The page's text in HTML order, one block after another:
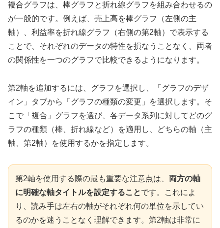
複合グラフは、棒グラフと折れ線グラフを組み合わせるの
が一般的です。例えば、売上高を棒グラフ（左側の主
軸）、利益率を折れ線グラフ（右側の第2軸）で表示する
ことで、それぞれのデータの特性を損なうことなく、両者
の関係性を一つのグラフで比較できるようになります。
第2軸を追加するには、グラフを選択し、「グラフのデザ
イン」タブから「グラフの種類の変更」を選択します。そ
こで「複合」グラフを選び、各データ系列に対してどのグ
ラフの種類（棒、折れ線など）を適用し、どちらの軸（主
軸、第2軸）を使用するかを指定します。
第2軸を使用する際の最も重要な注意点は、 両方の軸
に明確な軸タイトルを設定することです。これによ
り、読み手は左右の軸がそれぞれ何の単位を示してい
るのかを迷うことなく理解できます。第2軸は非常に